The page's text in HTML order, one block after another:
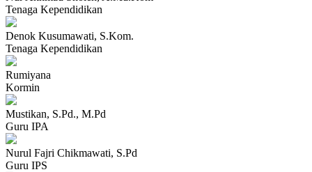
Tenaga Kependidikan
Denok Kusumawati, S.Kom.
Tenaga Kependidikan
Rumiyana
Kormin
Mustikan, S.Pd., M.Pd
Guru IPA
Nurul Fajri Chikmawati, S.Pd
Guru IPS